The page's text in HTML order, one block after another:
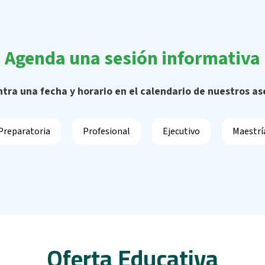
Agenda una sesión informativa
una fecha y horario en el calendario de nuestros
Profesional Ejecutivo